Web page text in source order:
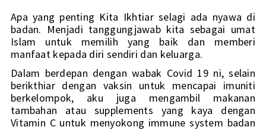
Apa yang penting Kita Ikhtiar selagi ada nyawa di
badan. Menjadi tanggungjawab kita sebagai umat
Islam untuk memilih yang baik dan memberi
manfaat kepada diri sendiri dan keluarga.
Dalam berdepan dengan wabak Covid 19 ni, selain
berikthiar dengan vaksin untuk mencapai imuniti
berkelompok, aku juga mengambil makanan
tambahan atau supplements yang kaya dengan
Vitamin C untuk menyokong immune system badan